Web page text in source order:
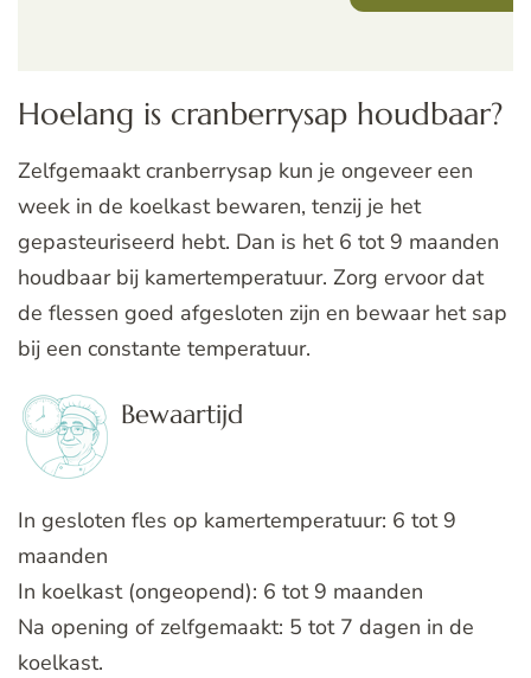
Hoelang is cranberrysap houdbaar?
Zelfgemaakt cranberrysap kun je ongeveer een
week in de koelkast bewaren, tenzij je het
gepasteuriseerd hebt. Dan is het 6 tot 9 maanden
houdbaar bij kamertemperatuur. Zorg ervoor dat
de flessen goed afgesloten zijn en bewaar het sap
bij een constante temperatuur.
Bewaartijd
In gesloten fles op kamertemperatuur: 6 tot 9
maanden
In koelkast (ongeopend): 6 tot 9 maanden
Na opening of zelfgemaakt: 5 tot 7 dagen in de
koelkast.